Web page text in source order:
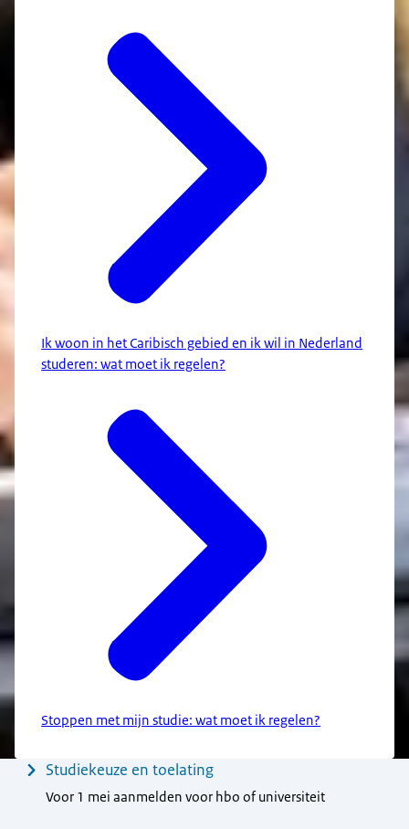
Ik woon in het Caribisch gebied en ik wil in Nederland
studeren: wat moet ik regelen?
Stoppen met mijn studie: wat moet ik regelen?
MenuStudiekeuze en toelating
Voor 1 mei aanmelden voor hbo of universiteit